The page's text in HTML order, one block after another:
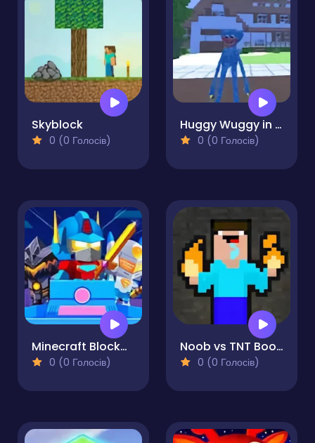
Skyblock
0 (0 Голосів)
Huggy Wuggy in Minecraft
0 (0 Голосів)
Minecraft Blockman Go
0 (0 Голосів)
Noob vs TNT Boom
0 (0 Голосів)